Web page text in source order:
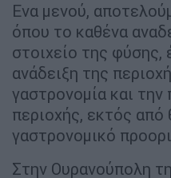
Ενα μενού,
όπου το καθένα
στοιχείο της φύσης,
ανάδειξη της
γαστρονομία και
περιοχής, εκτός από
γαστρονομικό
Στην Ουρανούπολη